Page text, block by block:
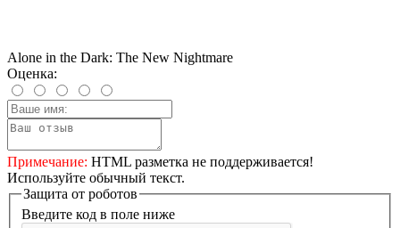
Alone in the Dark: The New Nightmare
Оценка:
Примечание: HTML разметка не поддерживается!
Используйте обычный текст.
Защита от роботов
Введите код в поле ниже